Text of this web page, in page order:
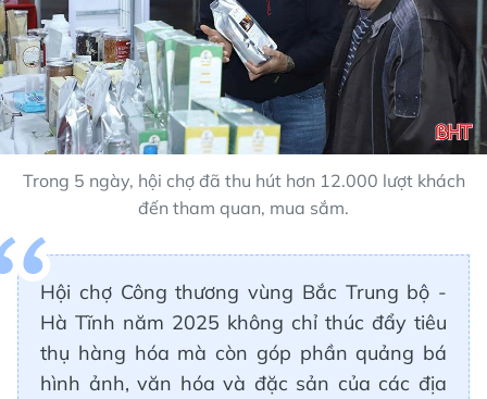
Trong 5 ngày, hội chợ đã thu hút hơn 12.000 lượt khách
đến tham quan, mua sắm.
Hội chợ Công thương vùng Bắc Trung bộ -
Hà Tĩnh năm 2025 không chỉ thúc đẩy tiêu
thụ hàng hóa mà còn góp phần quảng bá
hình ảnh, văn hóa và đặc sản của các địa